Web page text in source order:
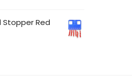
Stopper Red